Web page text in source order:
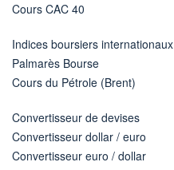
Cours CAC 40
Indices boursiers internationaux
Palmarès Bourse
Cours du Pétrole (Brent)
Convertisseur de devises
Convertisseur dollar / euro
Convertisseur euro / dollar